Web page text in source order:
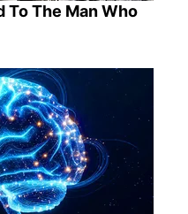
To The Man Who